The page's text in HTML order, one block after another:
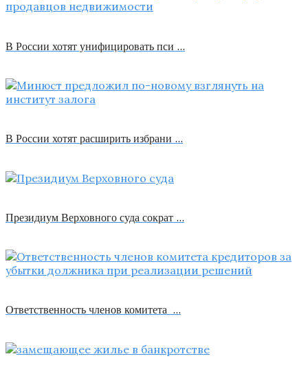
В России хотят унифицировать пси …
В России хотят расширить избрани …
Президиум Верховного суда сократ …
Ответственность членов комитета …